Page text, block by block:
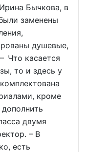
Бычкова, в
заменены
душевые,
Что касается
то и здесь у
кроме
двумя
– В
есть